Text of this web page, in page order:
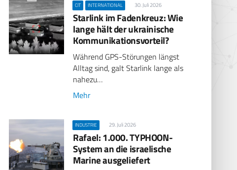
CIT INTERNATIONAL 30. Juli 2026
Starlink im Fadenkreuz: Wie
lange hält der ukrainische
Kommunikationsvorteil?
Während GPS-Störungen längst
Alltag sind, galt Starlink lange als
nahezu…
Mehr
INDUSTRIE 29. Juli 2026
Rafael: 1.000. TYPHOON-
System an die israelische
Marine ausgeliefert